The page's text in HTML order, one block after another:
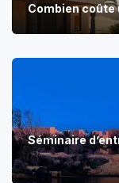
Combien coûte
Séminaire